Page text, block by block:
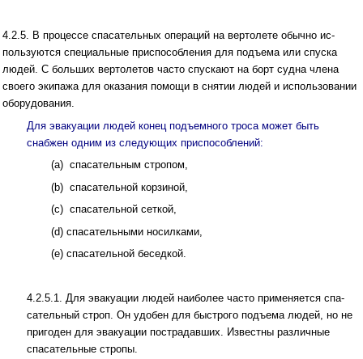
4.2.5. В процессе спасательных операций на вертолете обычно ис­
пользуются специальные приспособления для подъема или спуска
людей. С больших вертолетов часто спускают на борт судна члена
своего экипажа для оказания помощи в снятии людей и использовании
оборудования.
Для эвакуации людей конец подъемного троса может быть
снабжен одним из следующих приспособлений:
(a) спасательным стропом,
(b) спасательной корзиной,
(c) спасательной сеткой,
(d) спасательными носилками,
(е) спасательной беседкой.
4.2.5.1. Для эвакуации людей наиболее часто применяется спа­
сательный строп. Он удобен для быстрого подъема людей, но не
пригоден для эвакуации пострадавших. Известны различные
спасательные стропы.